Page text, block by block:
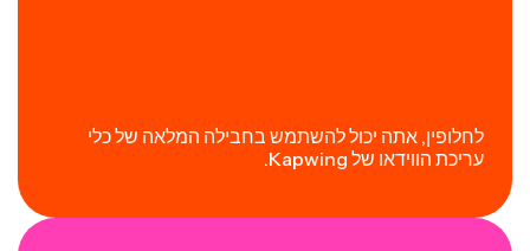
לחלופין, אתה יכול להשתמש בחבילה המלאה של כלי
עריכת הווידאו של Kapwing.